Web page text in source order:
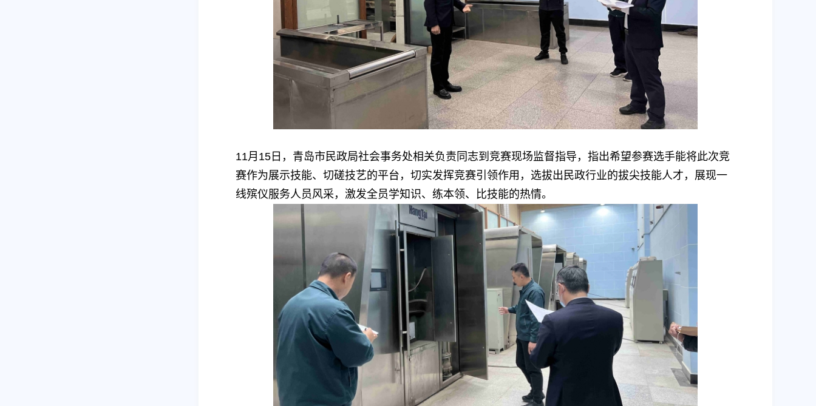
11月15日，青岛市民政局社会事务处相关负责同志到竞赛现场监督指导，指出希望参赛选手能将此次竞
赛作为展示技能、切磋技艺的平台，切实发挥竞赛引领作用，选拔出民政行业的拔尖技能人才，展现一
线殡仪服务人员风采，激发全员学知识、练本领、比技能的热情。